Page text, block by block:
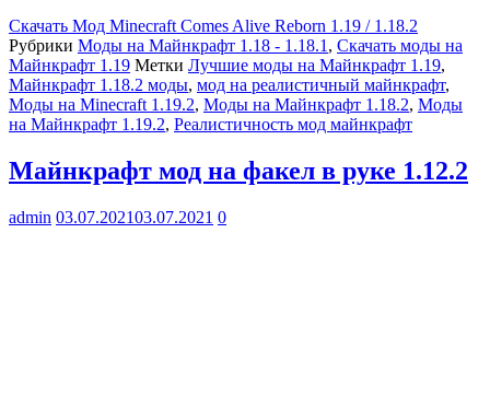
Скачать Мод Minecraft Comes Alive Reborn 1.19 / 1.18.2
Рубрики Моды на Майнкрафт 1.18 - 1.18.1 , Скачать моды на
Майнкрафт 1.19 Метки Лучшие моды на Майнкрафт 1.19,
Майнкрафт 1.18.2 моды, мод на реалистичный майнкрафт,
Моды на Minecraft 1.19.2, Моды на Майнкрафт 1.18.2, Моды
на Майнкрафт 1.19.2, Реалистичность мод майнкрафт
Майнкрафт мод на факел в руке 1.12.2
admin 03.07.202103.07.2021 0